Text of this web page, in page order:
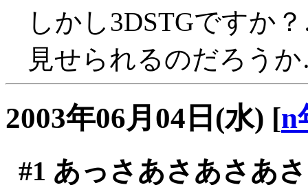
しかし3DSTGですか
見せられるのだろう
2003年06月04日(水) [n
#1 あっさあさあさあ